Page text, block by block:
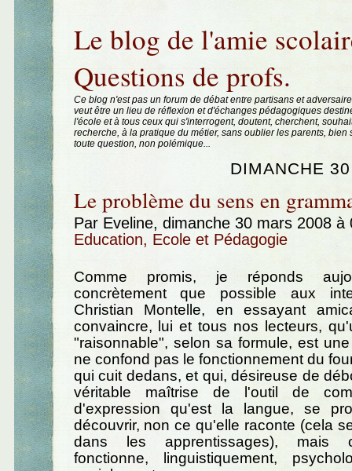
Le blog de l'amie
Questions de profs.
Ce blog n'est pas un forum de débat entre partisans et
veut être un lieu de réflexion et d'échanges pédagogiques
l'école et à tous ceux qui s'interrogent, doutent, cherchent,
recherche, à la pratique du métier, sans oublier les parents, bien
toute question, non polémique...
DIMANCHE
Le problème du sens en
Par Eveline, dimanche 30 mars 2008
Education, Ecole et Pédagogie
Comme promis, je réponds
concrètement que possible aux
Christian Montelle, en essayant
convaincre, lui et tous nos lecteurs,
"raisonnable", selon sa formule, est
ne confond pas le fonctionnement du
qui cuit dedans, et qui, désireuse de
véritable maîtrise de l'outil de
d'expression qu'est la langue, se
découvrir, non ce qu'elle raconte (cela
dans les apprentissages), mais
fonctionne, linguistiquement,